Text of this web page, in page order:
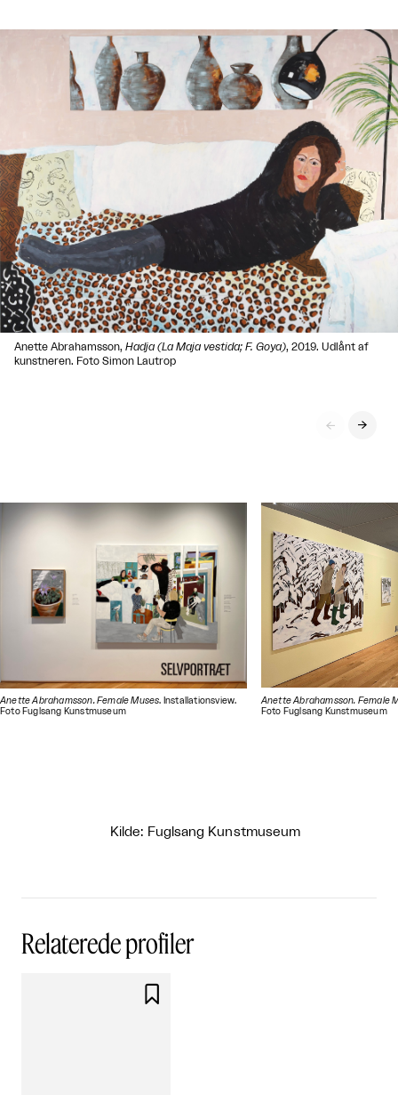
Anette Abrahamsson, Hadja (La Maja vestida; F. Goya), 2019. Udlånt af
kunstneren. Foto Simon Lautrop
 
Anette Abrahamsson. Female Muses. Installationsview.
Foto Fuglsang Kunstmuseum
Anette Abrahamsson. Female
Foto Fuglsang Kunstmuseum
Kilde: Fuglsang Kunstmuseum
Relaterede profiler
